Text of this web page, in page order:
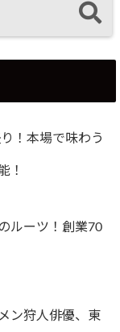
！本場で味わう
！
ルーツ！創業70
ン狩人俳優、東